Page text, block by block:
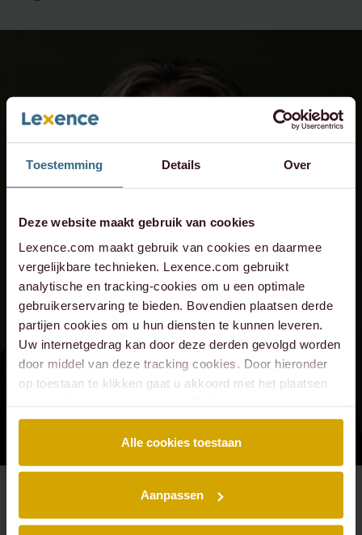
Toestemming Details Over
Deze website maakt gebruik van cookies
Lexence.com maakt gebruik van cookies en daarmee
vergelijkbare technieken. Lexence.com gebruikt
analytische en tracking-cookies om u een optimale
gebruikerservaring te bieden. Bovendien plaatsen derde
partijen cookies om u hun diensten te kunnen leveren.
Uw internetgedrag kan door deze derden gevolgd worden
door middel van deze tracking cookies. Door hieronder
op toestaan te klikken gaat u akkoord met het plaatsen
Alle cookies toestaan
Aanpassen